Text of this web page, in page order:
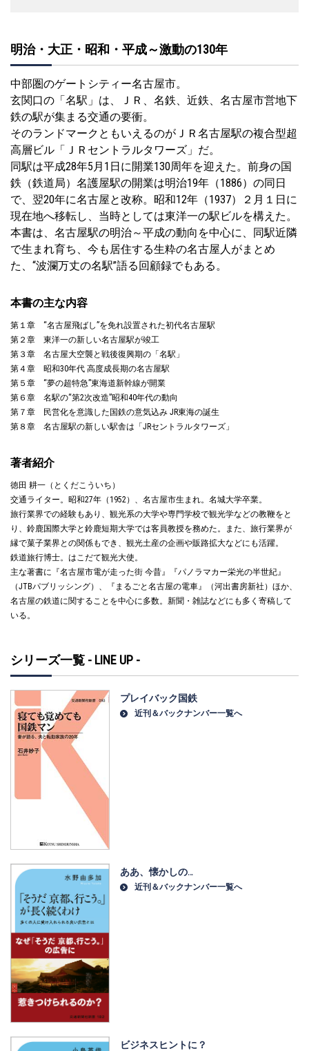
明治・大正・昭和・平成～激動の130年
中部圏のゲートシティー名古屋市。
玄関口の「名駅」は、ＪＲ、名鉄、近鉄、名古屋市営地下
鉄の駅が集まる交通の要衝。
そのランドマークともいえるのがＪＲ名古屋駅の複合型超
高層ビル「ＪＲセントラルタワーズ」だ。
同駅は平成28年5月1日に開業130周年を迎えた。前身の国
鉄（鉄道局）名護屋駅の開業は明治19年（1886）の同日
で、翌20年に名古屋と改称。昭和12年（1937）２月１日に
現在地へ移転し、当時としては東洋一の駅ビルを構えた。
本書は、名古屋駅の明治～平成の動向を中心に、同駅近隣
で生まれ育ち、今も居住する生粋の名古屋人がまとめ
た、“波瀾万丈の名駅”語る回顧録でもある。
本書の主な内容
第１章 “名古屋飛ばし”を免れ設置された初代名古屋駅
第２章 東洋一の新しい名古屋駅が竣工
第３章 名古屋大空襲と戦後復興期の「名駅」
第４章 昭和30年代 高度成長期の名古屋駅
第５章 “夢の超特急”東海道新幹線が開業
第６章 名駅の“第2次改造”昭和40年代の動向
第７章 民営化を意識した国鉄の意気込み JR東海の誕生
第８章 名古屋駅の新しい駅舎は「JRセントラルタワーズ」
著者紹介
徳田 耕一（とくだこういち）
交通ライター。昭和27年（1952）、名古屋市生まれ。名城大学卒業。
旅行業界での経験もあり、観光系の大学や専門学校で観光学などの教鞭をと
り、鈴鹿国際大学と鈴鹿短期大学では客員教授を務めた。また、旅行業界が
縁で菓子業界との関係もでき、観光土産の企画や販路拡大などにも活躍。
鉄道旅行博士。はこだて観光大使。
主な著書に『名古屋市電が走った街 今昔』『パノラマカー栄光の半世紀』
（JTBパブリッシング）、『まるごと名古屋の電車』（河出書房新社）ほか、
名古屋の鉄道に関することを中心に多数。新聞・雑誌などにも多く寄稿して
いる。
シリーズ一覧 - LINE UP -
プレイバック国鉄
近刊＆バックナンバー一覧へ
ああ、懐かしの…
近刊＆バックナンバー一覧へ
ビジネスヒントに？